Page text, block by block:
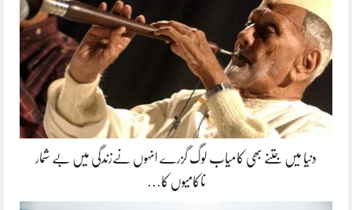
دنیا میں جتنے بھی کامیاب لوگ گزرے انہوں نےزندگی میں بے شمار
ناکامیوں کا…